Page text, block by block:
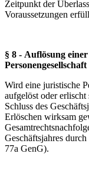
Zeitpunkt der
Voraussetzungen
§ 8 - Auflösung
Personengesellschaft
Wird eine juristische
aufgelöst oder
Schluss des
Erlöschen wirksam
Geschäftsjahres
77a GenG).